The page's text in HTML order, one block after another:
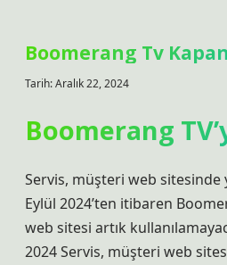
Boomerang Tv
Tarih: Aralık 22, 2024
Boomerang
Servis, müşteri web sitesinde
Eylül 2024’ten itibaren
web sitesi artık
2024 Servis, müşteri web